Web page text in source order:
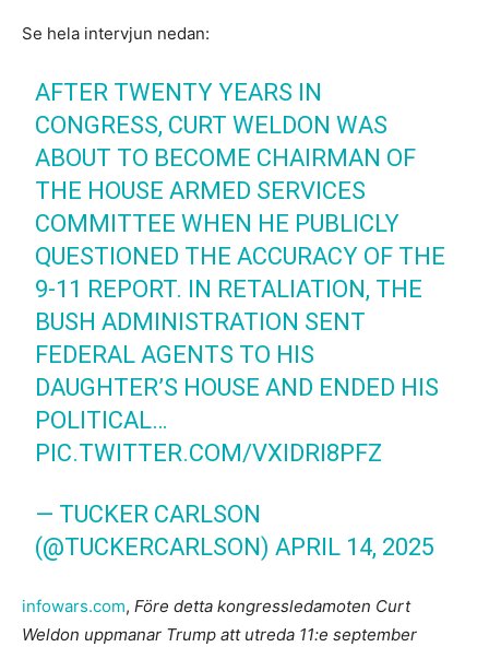
Se hela intervjun nedan:
AFTER TWENTY YEARS IN
CONGRESS, CURT WELDON WAS
ABOUT TO BECOME CHAIRMAN OF
THE HOUSE ARMED SERVICES
COMMITTEE WHEN HE PUBLICLY
QUESTIONED THE ACCURACY OF THE
9-11 REPORT. IN RETALIATION, THE
BUSH ADMINISTRATION SENT
FEDERAL AGENTS TO HIS
DAUGHTER’S HOUSE AND ENDED HIS
POLITICAL…
PIC.TWITTER.COM/VXIDRI8PFZ
— TUCKER CARLSON
(@TUCKERCARLSON)APRIL 14, 2025
infowars.com, Före detta kongressledamoten Curt
Weldon uppmanar Trump att utreda 11:e september